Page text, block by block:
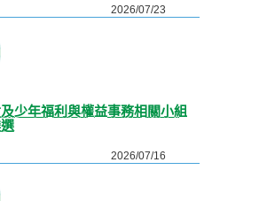
2026/07/23
及少年福利與權益事務相關小組
2026/07/16